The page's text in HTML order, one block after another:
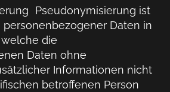
Pseudonymisierung ist
personenbezogener Daten in
die
Daten ohne
Informationen nicht
betroffenen Person